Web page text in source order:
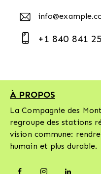
E-
m
e:
+1 840 841
À PROPOS
La Compagnie des
regroupe des stations
vision commune:
humain et plus durable.